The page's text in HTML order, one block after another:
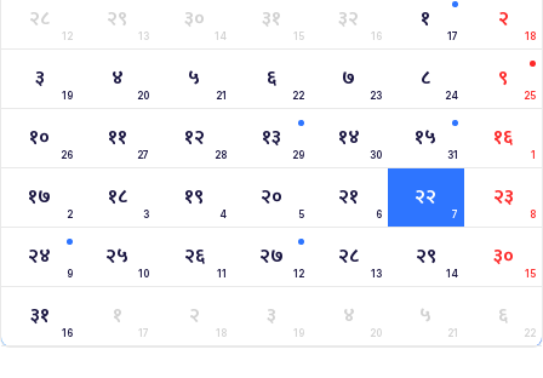
२८
12
२९
13
३०
14
३१
15
३२
16
१
17
२
18
३
19
४
20
५
21
६
22
७
23
८
24
९
25
१०
26
११
27
१२
28
१३
29
१४
30
१५
31
१६
1
१७
2
१८
3
१९
4
२०
5
२१
6
२२
7
२३
8
२४
9
२५
10
२६
11
२७
12
२८
13
२९
14
३०
15
३१
16
१
17
२
18
३
19
४
20
५
21
६
22